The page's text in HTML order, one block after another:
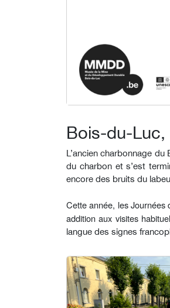
Bois-du-
L’ancien charbonnage
du charbon et s’est
encore des bruits du
Cette année, les Journées
addition aux visites
langue des signes